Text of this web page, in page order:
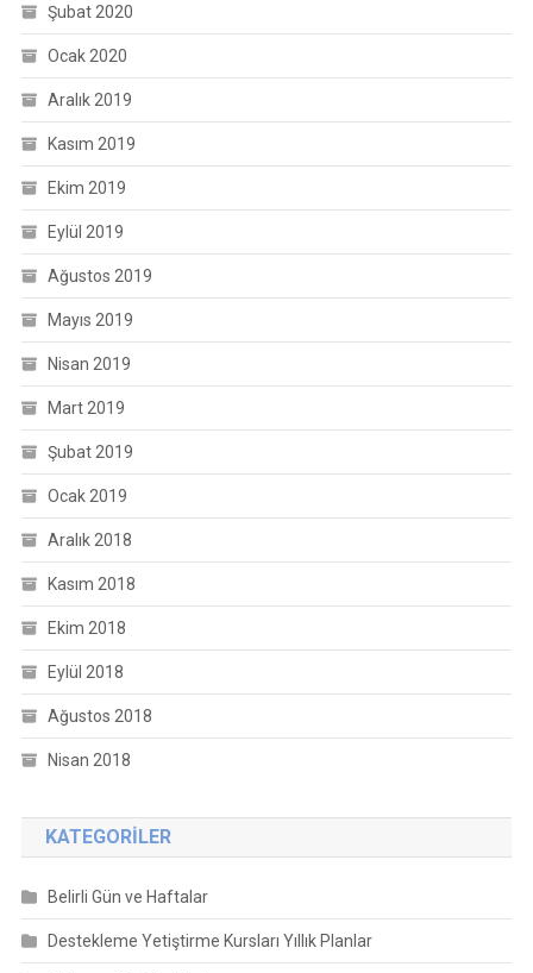
Şubat 2020
Ocak 2020
Aralık 2019
Kasım 2019
Ekim 2019
Eylül 2019
Ağustos 2019
Mayıs 2019
Nisan 2019
Mart 2019
Şubat 2019
Ocak 2019
Aralık 2018
Kasım 2018
Ekim 2018
Eylül 2018
Ağustos 2018
Nisan 2018
KATEGORILER
Belirli Gün ve Haftalar
Destekleme Yetiştirme Kursları Yıllık Planlar